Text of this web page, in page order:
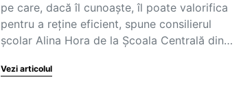
pe care, dacă îl cunoaște, îl poate valorifica
pentru a reține eficient, spune consilierul
școlar Alina Hora de la Școala Centrală din…
Vezi articolul